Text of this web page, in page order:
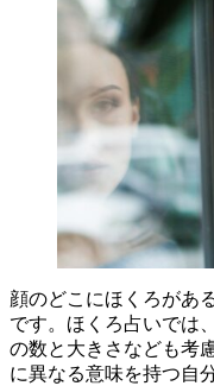
顔のどこにほくろがあ
です。ほくろ占いでは
の数と大きさなども考
に異なる意味を持つ自